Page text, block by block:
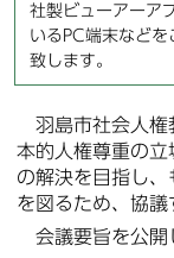
社製ビューアーア
いるPC端末など
致します。
羽島市社会人権
本的人権尊重の立
の解決を目指し
を図るため、協議
会議要旨を公開